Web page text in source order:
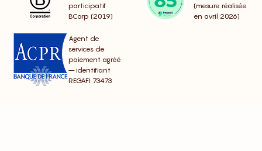
participatif
BCorp (2019)
(mesure réalisée
en avril 2026)
Agent de
services de
paiement agréé
– identifiant
REGAFI 73473